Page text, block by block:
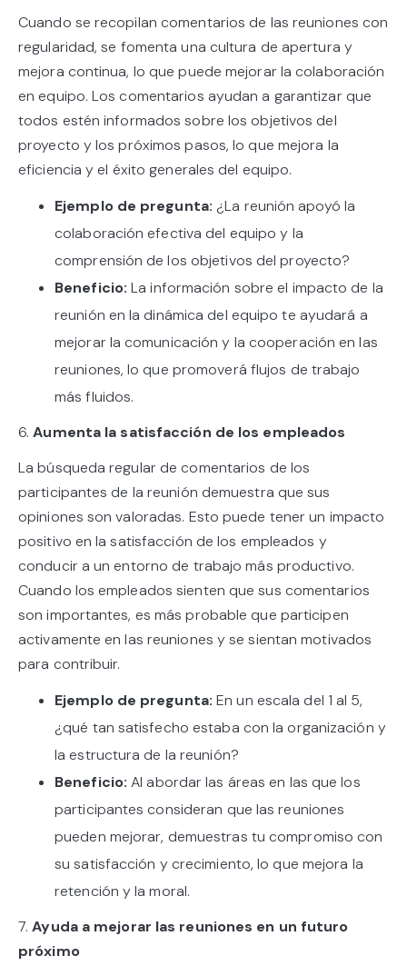
Cuando se recopilan comentarios de las reuniones con
regularidad, se fomenta una cultura de apertura y
mejora continua, lo que puede mejorar la colaboración
en equipo. Los comentarios ayudan a garantizar que
todos estén informados sobre los objetivos del
proyecto y los próximos pasos, lo que mejora la
eficiencia y el éxito generales del equipo.
Ejemplo de pregunta: ¿La reunión apoyó la
colaboración efectiva del equipo y la
comprensión de los objetivos del proyecto?
Beneficio: La información sobre el impacto de la
reunión en la dinámica del equipo te ayudará a
mejorar la comunicación y la cooperación en las
reuniones, lo que promoverá flujos de trabajo
más fluidos.
6.Aumenta la satisfacción de los empleados
La búsqueda regular de comentarios de los
participantes de la reunión demuestra que sus
opiniones son valoradas. Esto puede tener un impacto
positivo en la satisfacción de los empleados y
conducir a un entorno de trabajo más productivo.
Cuando los empleados sienten que sus comentarios
son importantes, es más probable que participen
activamente en las reuniones y se sientan motivados
para contribuir.
Ejemplo de pregunta: En un escala del 1 al 5,
¿qué tan satisfecho estaba con la organización y
la estructura de la reunión?
Beneficio: Al abordar las áreas en las que los
participantes consideran que las reuniones
pueden mejorar, demuestras tu compromiso con
su satisfacción y crecimiento, lo que mejora la
retención y la moral.
7.Ayuda a mejorar las reuniones en un futuro
próximo